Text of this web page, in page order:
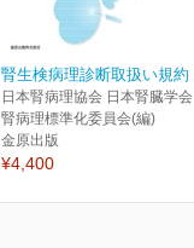
腎生検病理診断取扱い規約
日本腎病理協会 日本腎臓学会
腎病理標準化委員会(編)
金原出版
¥4,400